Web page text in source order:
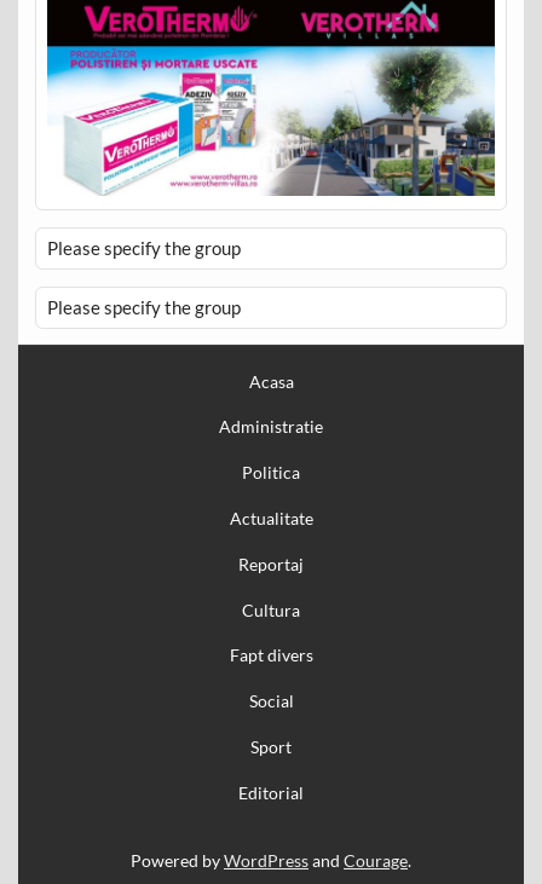
Please specify the group
Please specify the group
Acasa
Administratie
Politica
Actualitate
Reportaj
Cultura
Fapt divers
Social
Sport
Editorial
Powered byWordPressand Courage.